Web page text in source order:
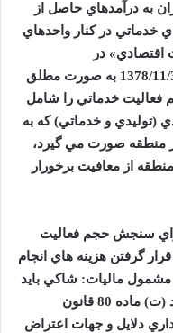
به درآمدهاي حاصل از
خدماتي در کنار واحدهاي
اقتصادي» در
1378/11/ به صورت مطلق
فعاليت خدماتي را شامل
(توليدي و خدماتي) که به
منطقه صورت مي گيرد،
از معافيت برخورار
براي سنجش حجم فعاليت
گرفتن هزينه هاي انجام
ماليات: شاکي بايد
(ت) ماده 80 قانون
دلايل و جهات اعتراض